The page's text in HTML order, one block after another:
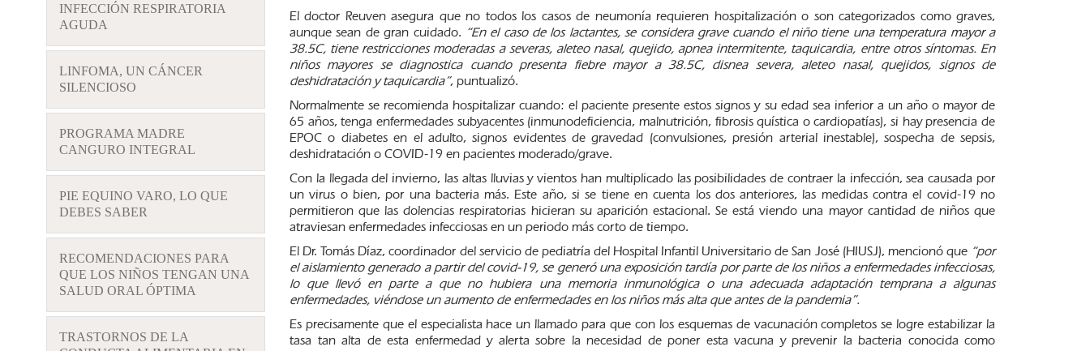
INFECCIÓN RESPIRATORIA
AGUDA
LINFOMA, UN CÁNCER
SILENCIOSO
PROGRAMA MADRE
CANGURO INTEGRAL
PIE EQUINO VARO, LO QUE
DEBES SABER
RECOMENDACIONES PARA
QUE LOS NIÑOS TENGAN UNA
SALUD ORAL ÓPTIMA
TRASTORNOS DE LA
El doctor Reuven asegura que no todos los casos de neumonía requieren hospitalización o son categorizados como graves,
aunque sean de gran cuidado. “En el caso de los lactantes, se considera grave cuando el niño tiene una temperatura mayor a
38.5C, tiene restricciones moderadas a severas, aleteo nasal, quejido, apnea intermitente, taquicardia, entre otros síntomas. En
niños mayores se diagnostica cuando presenta fiebre mayor a 38.5C, disnea severa, aleteo nasal, quejidos, signos de
deshidratación y taquicardia”, puntualizó.
Normalmente se recomienda hospitalizar cuando: el paciente presente estos signos y su edad sea inferior a un año o mayor de
65 años, tenga enfermedades subyacentes (inmunodeficiencia, malnutrición, fibrosis quística o cardiopatías), si hay presencia de
EPOC o diabetes en el adulto, signos evidentes de gravedad (convulsiones, presión arterial inestable), sospecha de sepsis,
deshidratación o COVID-19 en pacientes moderado/grave.
Con la llegada del invierno, las altas lluvias y vientos han multiplicado las posibilidades de contraer la infección, sea causada por
un virus o bien, por una bacteria más. Este año, si se tiene en cuenta los dos anteriores, las medidas contra el covid-19 no
permitieron que las dolencias respiratorias hicieran su aparición estacional. Se está viendo una mayor cantidad de niños que
atraviesan enfermedades infecciosas en un periodo más corto de tiempo.
El Dr. Tomás Díaz, coordinador del servicio de pediatría del Hospital Infantil Universitario de San José (HIUSJ), mencionó que “por
el aislamiento generado a partir del covid-19, se generó una exposición tardía por parte de los niños a enfermedades infecciosas,
lo que llevó en parte a que no hubiera una memoria inmunológica o una adecuada adaptación temprana a algunas
enfermedades, viéndose un aumento de enfermedades en los niños más alta que antes de la pandemia”.
Es precisamente que el especialista hace un llamado para que con los esquemas de vacunación completos se logre estabilizar la
tasa tan alta de esta enfermedad y alerta sobre la necesidad de poner esta vacuna y prevenir la bacteria conocida como